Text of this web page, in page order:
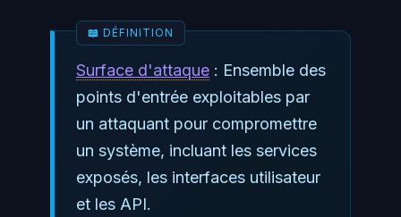
Surface d'attaque : Ensemble des
points d'entrée exploitables par
un attaquant pour compromettre
un système, incluant les services
exposés, les interfaces utilisateur
et les API.